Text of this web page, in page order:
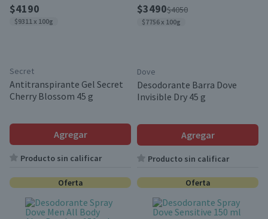
$4190
$9311 x 100g
Secret
Antitranspirante Gel Secret
Cherry Blossom 45 g
Agregar
Producto sin calificar
$3490$4050
$7756 x 100g
Dove
Desodorante Barra Dove
Invisible Dry 45 g
Agregar
Producto sin calificar
Oferta Oferta